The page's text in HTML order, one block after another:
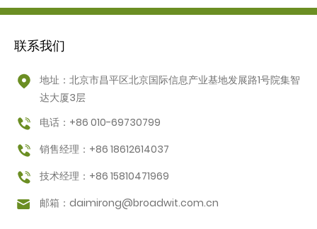
联系我们
地址：北京市昌平区北京国际信息产业基地发展路1号院集智
达大厦3层
电话：+86 010-69730799
销售经理：+86 18612614037
技术经理：+86 15810471969
邮箱： daimirong@broadwit.com.cn